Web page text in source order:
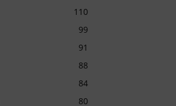
110
99
91
88
84
80